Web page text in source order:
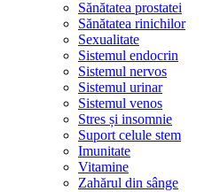
Sănătatea prostatei
Sănătatea rinichilor
Sexualitate
Sistemul endocrin
Sistemul nervos
Sistemul urinar
Sistemul venos
Stres și insomnie
Suport celule stem
Imunitate
Vitamine
Zahărul din sânge